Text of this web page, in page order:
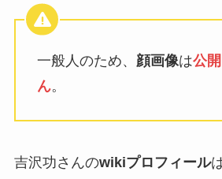
一般人のため、 顔画像は公
ん。
吉沢功さんのwikiプロフィール